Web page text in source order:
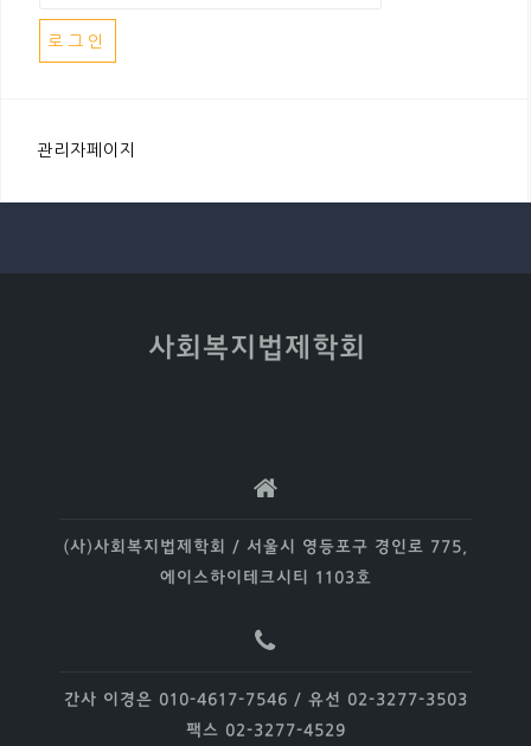
관리자페이지
사회복지법제학회
(사)사회복지법제학회 / 서울시 영등포구 경인로 775,
에이스하이테크시티 1103호
간사 이경은 010-4617-7546 / 유선 02-3277-3503
팩스 02-3277-4529